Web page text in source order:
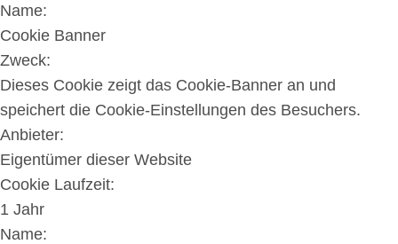
Name:
Cookie Banner
Zweck:
Dieses Cookie zeigt das Cookie-Banner an und
speichert die Cookie-Einstellungen des Besuchers.
Anbieter:
Eigentümer dieser Website
Cookie Laufzeit:
1 Jahr
Name: